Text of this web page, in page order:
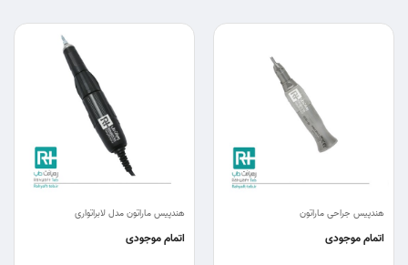
هندپیس جراحی ماراتون
اتمام موجودی
هندپیس ماراتون مدل لابراتواری
اتمام موجودی